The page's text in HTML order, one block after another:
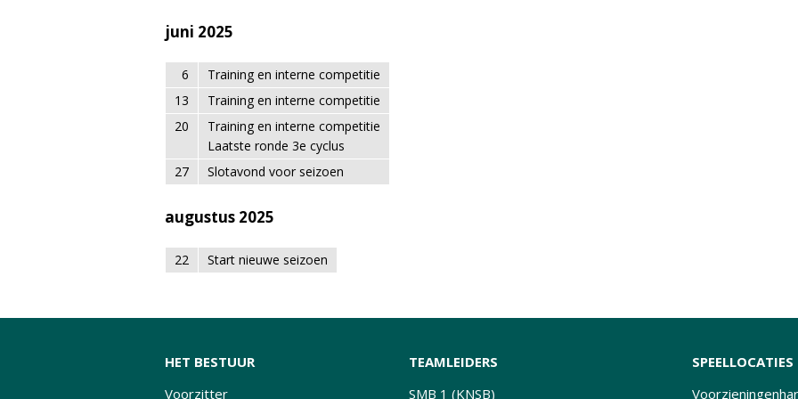
juni 2025
6
Training en interne competitie
13
Training en interne competitie
20
Training en interne competitie
Laatste ronde 3e cyclus
27
Slotavond voor seizoen
augustus 2025
22 Start nieuwe seizoen
HET BESTUUR
Voorzitter
TEAMLEIDERS
SMB 1 (KNSB)
SPEELLOCATIES